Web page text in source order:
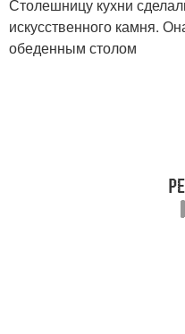
Столешницу кухни
искусственного камня.
обеденным столом